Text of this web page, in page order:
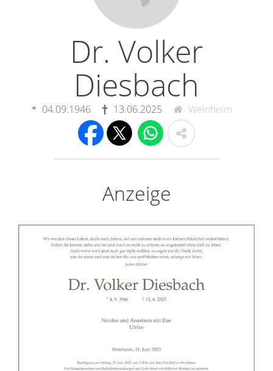
Dr. Volker
Diesbach
04.09.1946 13.06.2025 Weinheim
Anzeige